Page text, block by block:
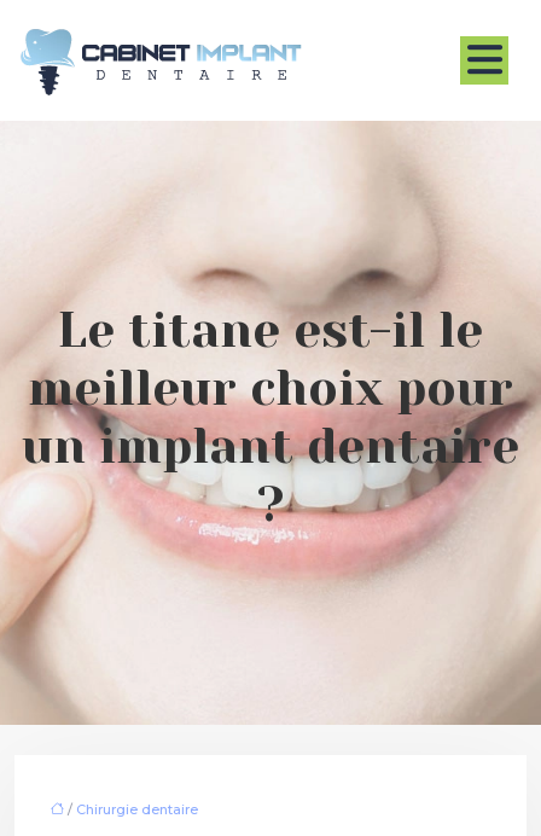
Le titane est-il le
meilleur choix pour
un implant dentaire
?
/ Chirurgie dentaire